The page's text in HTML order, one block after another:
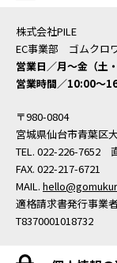
株式会社PILE
EC事業部 ゴムクロ
営業日／月〜金（土
営業時間／10:00〜
〒980-0804
宮城県仙台市青葉区
TEL. 022-226-7652
FAX. 022-217-6721
MAIL.
適格請求書発行事業
T8370001018732